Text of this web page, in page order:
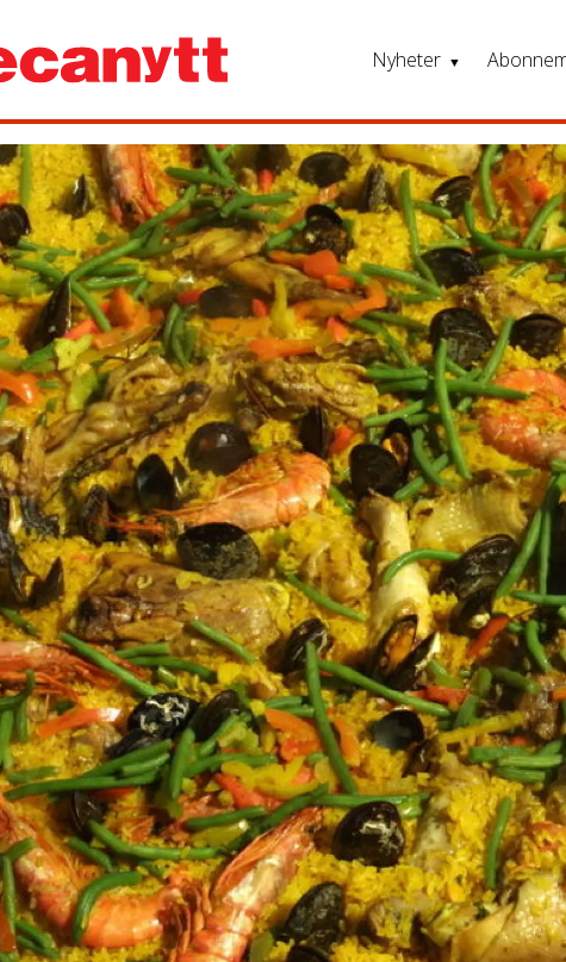
Nyheter